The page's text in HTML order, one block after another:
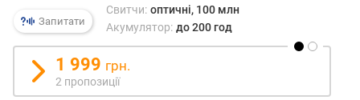
з
т
Запитати
Свитчи: оптичні, 100 млн
Акумулятор: до 200 год
1 999 грн.
2 пропозиції